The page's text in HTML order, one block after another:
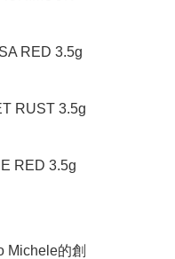
RED 3.5g
RUST 3.5g
RED 3.5g
Michele的創